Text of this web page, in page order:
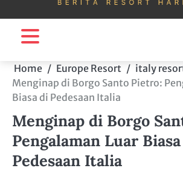
Home Europe Resort
italy
Menginap di Borgo Santo Pietro:
Biasa di Pedesaan Italia
Menginap di Borgo
Pengalaman Luar
Pedesaan Italia